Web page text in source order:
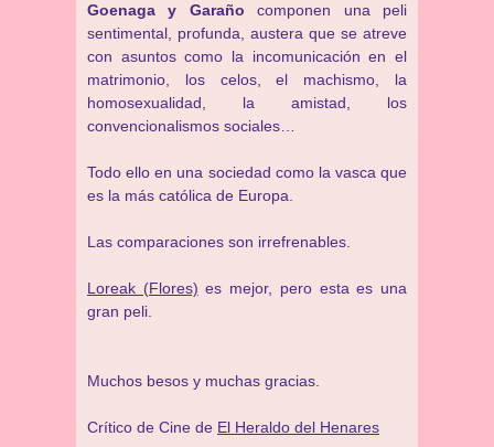
Goenaga y Garaño componen una peli
sentimental, profunda, austera que se atreve
con asuntos como la incomunicación en el
matrimonio, los celos, el machismo, la
homosexualidad, la amistad, los
convencionalismos sociales…
Todo ello en una sociedad como la vasca que
es la más católica de Europa.
Las comparaciones son irrefrenables.
Loreak (Flores) es mejor, pero esta es una
gran peli.
Muchos besos y muchas gracias.
Crítico de Cine de El Heraldo del Henares